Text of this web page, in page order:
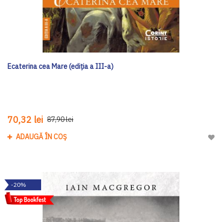
Ecaterina cea Mare (ediția a III-a)
70,32 lei 87,90 lei
ADAUGĂ ÎN COȘ
-20%